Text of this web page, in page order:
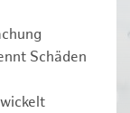
Schäden